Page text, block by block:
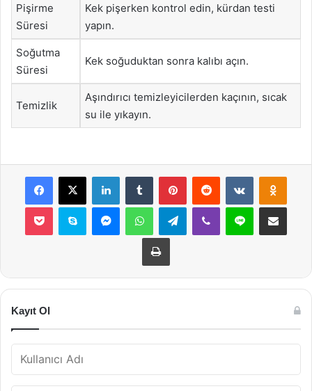
Pişirme
Süresi
Kek pişerken kontrol edin, kürdan testi
yapın.
Soğutma
Süresi
Kek soğuduktan sonra kalıbı açın.
Temizlik
Aşındırıcı temizleyicilerden kaçının, sıcak
su ile yıkayın.
Facebook
X LinkedInTumblr PinterestReddit VKontakte
Pocket Skype MessengerWhatsAppTelegramViber Line E-Posta ile
Yazdır
Kayıt Ol